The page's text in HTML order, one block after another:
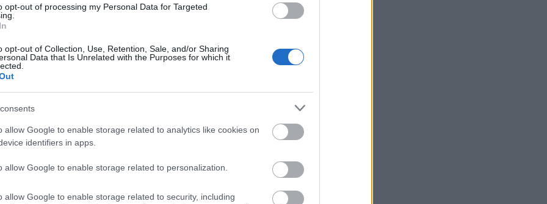
opt-out of processing my Personal Data for Targeted
opt-out of Collection, Use, Retention, Sale, and/or Sharing
Data that Is Unrelated with the Purposes for which it
allow Google to enable storage related to analytics like cookies on
identifiers in apps.
allow Google to enable storage related to personalization.
allow Google to enable storage related to security, including
Brakuje czegoś w haśle?
abonenci Dobrego słownika.
SPRAWDŹ